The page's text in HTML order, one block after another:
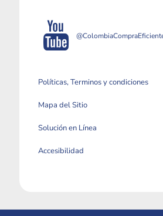
Políticas, Terminos y condiciones
Mapa del Sitio
Solución en Línea
Accesibilidad